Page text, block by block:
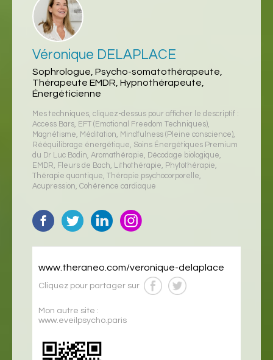
Véronique DELAPLACE
Sophrologue, Psycho-somatothérapeute,
Thérapeute EMDR, Hypnothérapeute,
Énergéticienne
Mes techniques, cliquez-dessus pour afficher le descriptif :
Access Bars, EFT (Emotional Freedom Techniques),
Magnétisme, Méditation, Mindfulness (Pleine conscience),
Rééquilibrage énergétique, Soins Énergétiques Premium
du Dr Luc Bodin, Aromathérapie, Décodage biologique,
EMDR, Fleurs de Bach, Lithothérapie, Phytothérapie,
Thérapie quantique, Thérapie psychocorporelle,
Acupression, Cohérence cardiaque
www.theraneo.com/veronique-delaplace
Cliquez pour partager sur
Mon autre site :
www.eveilpsycho.paris